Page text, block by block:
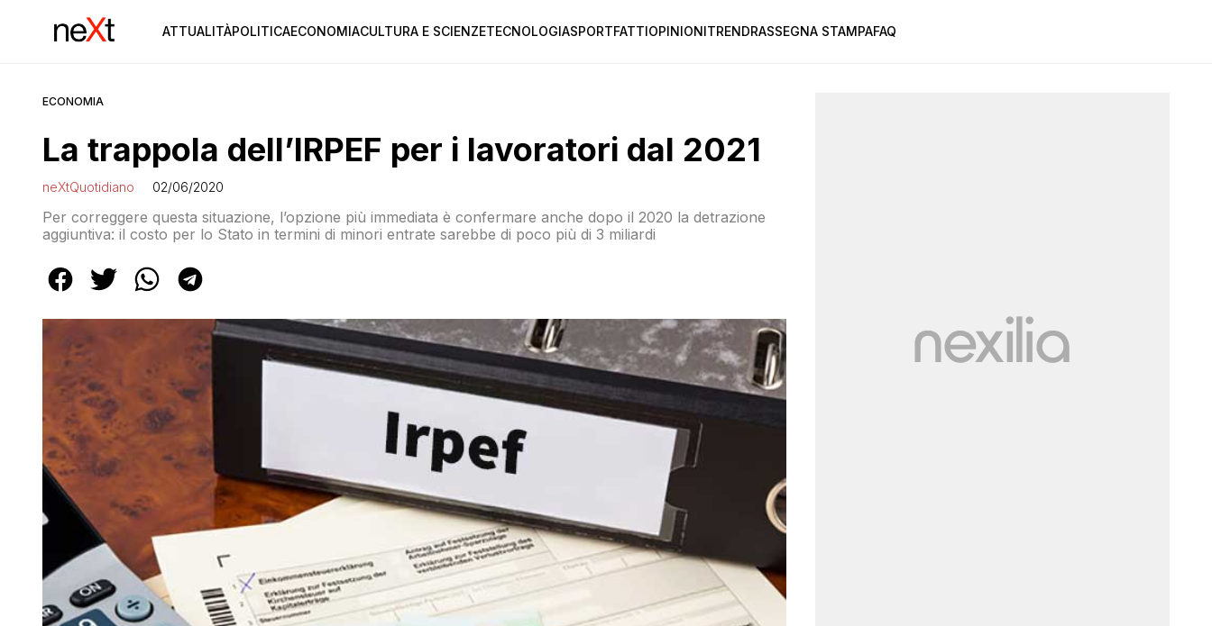
ATTUALITÀPOLITICAECONOMIACULTURA E SCIENZETECNOLOGIASPORTFATTIOPINIONITRENDRASSEGNA STAMPAFAQ
ECONOMIA
La trappola dell’IRPEF per i lavoratori dal 2021
neXtQuotidiano 02/06/2020
Per correggere questa situazione, l’opzione più immediata è confermare anche dopo il 2020 la detrazione
aggiuntiva: il costo per lo Stato in termini di minori entrate sarebbe di poco più di 3 miliardi